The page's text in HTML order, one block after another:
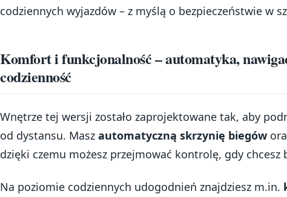
codziennych wyjazdów – z myślą o bezpieczeństwie w
Komfort i funkcjonalność – automatyka,
codzienność
Wnętrze tej wersji zostało zaprojektowane tak, aby
od dystansu. Masz automatyczną skrzynię biegów
dzięki czemu możesz przejmować kontrolę, gdy chcesz
Na poziomie codziennych udogodnień znajdziesz m.in.